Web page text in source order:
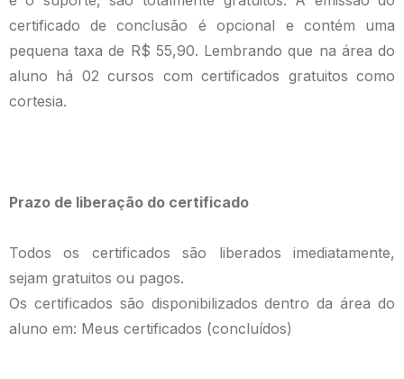
certificado de conclusão é opcional e contém uma
pequena taxa de R$ 55,90. Lembrando que na área do
aluno há 02 cursos com certificados gratuitos como
cortesia.
Prazo de liberação do certificado
Todos os certificados são liberados imediatamente,
sejam gratuitos ou pagos.
Os certificados são disponibilizados dentro da área do
aluno em: Meus certificados (concluídos)